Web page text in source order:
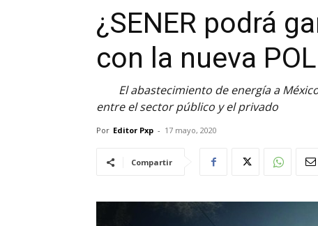
¿SENER podrá
con la nueva
El abastecimiento de energía a
entre el sector público y el privado
Por Editor Pxp - 17 mayo, 2020
Compartir